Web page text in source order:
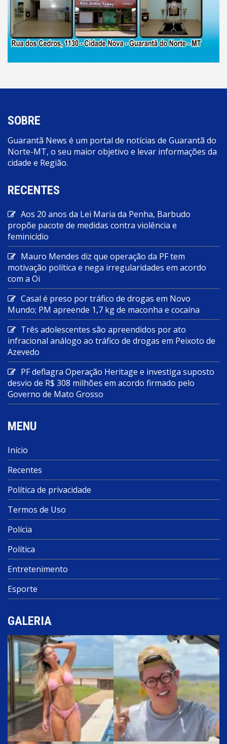
SOBRE
Guarantã News é um portal de notícias de Guarantã do
Norte-MT, o seu maior objetivo e levar informações da
cidade e Região.
RECENTES
Aos 20 anos da Lei Maria da Penha, Barbudo
propõe pacote de medidas contra violência e
feminicídio
Mauro Mendes diz que operação da PF tem
motivação política e nega irregularidades em acordo
com a Oi
Casal é preso por tráfico de drogas em Novo
Mundo; PM apreende 1,7 kg de maconha e cocaína
Três adolescentes são apreendidos por ato
infracional análogo ao tráfico de drogas em Peixoto de
Azevedo
PF deflagra Operação Heritage e investiga suposto
desvio de R$ 308 milhões em acordo firmado pelo
Governo de Mato Grosso
MENU
Início
Recentes
Política de privacidade
Termos de Uso
Polícia
Política
Entretenimento
Esporte
GALERIA